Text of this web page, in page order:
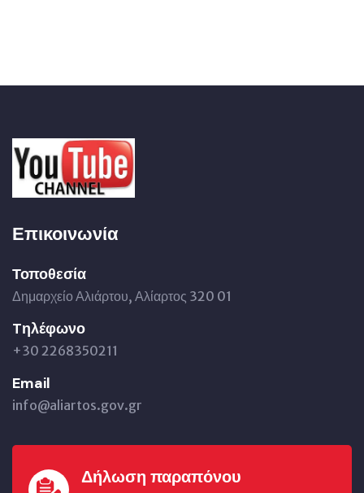
Επικοινωνία
Τοποθεσία
Δημαρχείο Αλιάρτου, Αλίαρτος 320 01
Tηλέφωνο
+30 2268350211
Email
info@aliartos.gov.gr
Δήλωση παραπόνου